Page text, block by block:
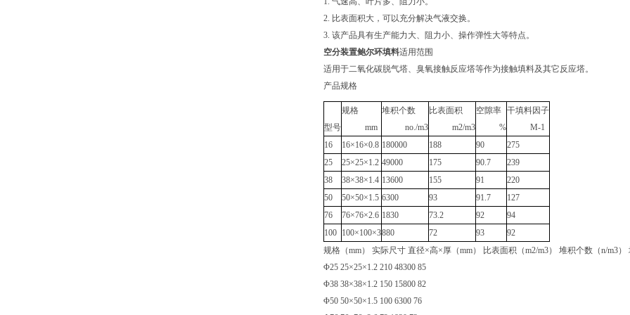
2. 比表面积大，可以充分解决气液交换。
3. 该产品具有生产能力大、阻力小、操作弹性大等特点。
空分装置鲍尔环填料适用范围
适用于二氧化碳脱气塔、臭氧接触反应塔等作为接触填料及其它反应塔。
产品规格
型号
规格
mm
堆积个数
no./m3
比表面积
m2/m3
空隙率
%
干填料因子
M-1
16
16×16×0.8 180000 188 90
275
25
25×25×1.2 49000 175 90.7
239
38
38×38×1.4 13600 155 91
220
50
50×50×1.5 6300 93 91.7
127
76
76×76×2.6 1830 73.2 92
94
100 100×100×3880 72 93
92
规格（mm） 实际尺寸 直径×高×厚（mm） 比表面积（m2/m3） 堆积个数（n/m3）
Φ25 25×25×1.2 210 48300 85
Φ38 38×38×1.2 150 15800 82
Φ50 50×50×1.5 100 6300 76